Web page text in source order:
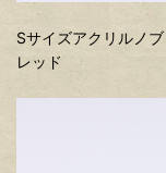
Sサイズアクリルノブ
レッド